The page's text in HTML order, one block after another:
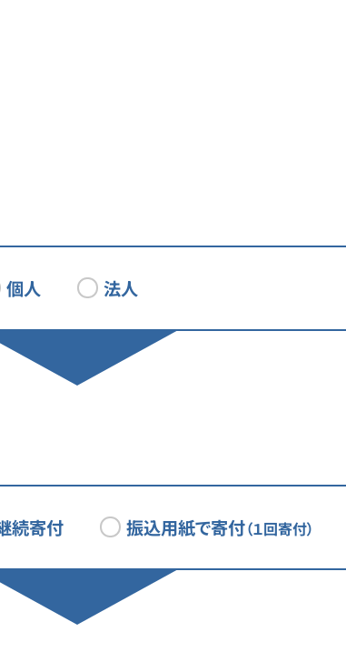
個人 法人
続寄付 振込用紙で寄付（１回寄付）
ご指定の金額を寄付することができます。
ます。
より上限⾦額が異なります。
ト
場合は、会員専⽤のマイページで
、領収書をダウンロードすることができます。
学からの返礼品をご希望の方へ
さい。